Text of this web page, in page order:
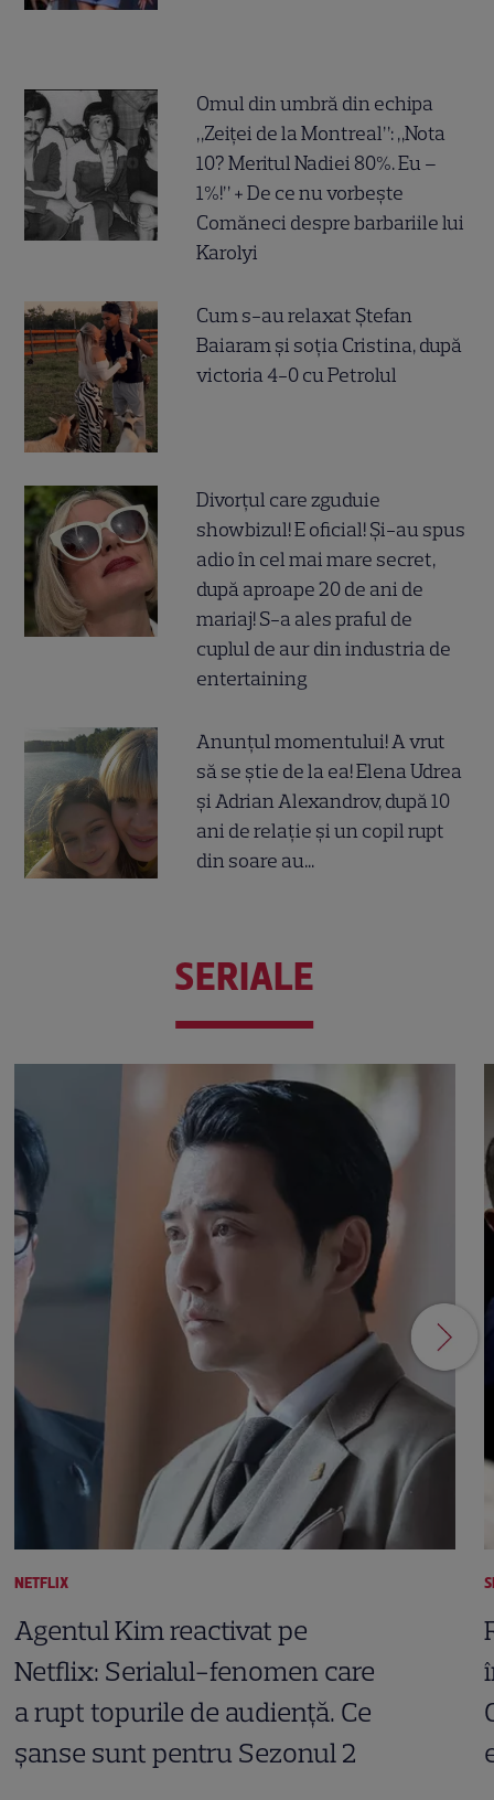
Omul din umbră din echipa
„Zeiței de la Montreal”: „Nota
10? Meritul Nadiei 80%. Eu –
1%!” + De ce nu vorbește
Comăneci despre barbariile lui
Karolyi
Cum s-au relaxat Ștefan
Baiaram și soția Cristina, după
victoria 4-0 cu Petrolul
Divorțul care zguduie
showbizul! E oficial! Și-au spus
adio în cel mai mare secret,
după aproape 20 de ani de
mariaj! S-a ales praful de
cuplul de aur din industria de
entertaining
Anunțul momentului! A vrut
să se știe de la ea! Elena Udrea
și Adrian Alexandrov, după 10
ani de relație și un copil rupt
din soare au...
SERIALE
NETFLIX
Agentul Kim reactivat pe
Netflix: Serialul-fenomen care
a rupt topurile de audiență. Ce
șanse sunt pentru Sezonul 2